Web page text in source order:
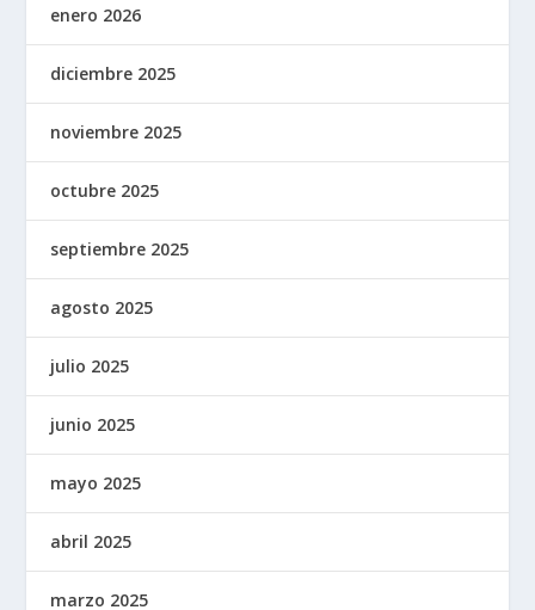
enero 2026
diciembre 2025
noviembre 2025
octubre 2025
septiembre 2025
agosto 2025
julio 2025
junio 2025
mayo 2025
abril 2025
marzo 2025